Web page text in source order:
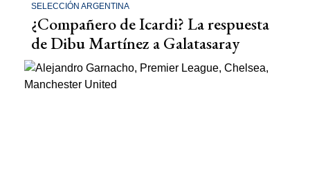
SELECCIÓN ARGENTINA
¿Compañero de Icardi? La respuesta
de Dibu Martínez a Galatasaray